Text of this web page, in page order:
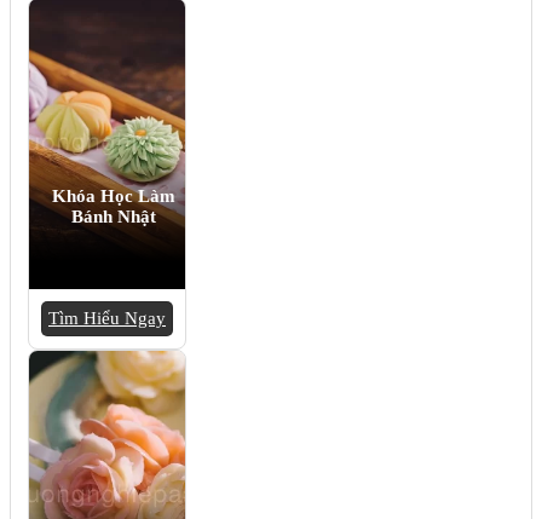
Khóa Học Làm
Bánh Nhật
Tìm Hiểu Ngay